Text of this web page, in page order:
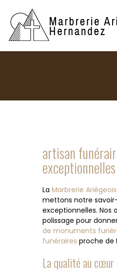
artisan
La Marbrerie
mettons notre
exceptionnelles. Nos
polissage pour
de monuments
funéraires proche de
La qualité au